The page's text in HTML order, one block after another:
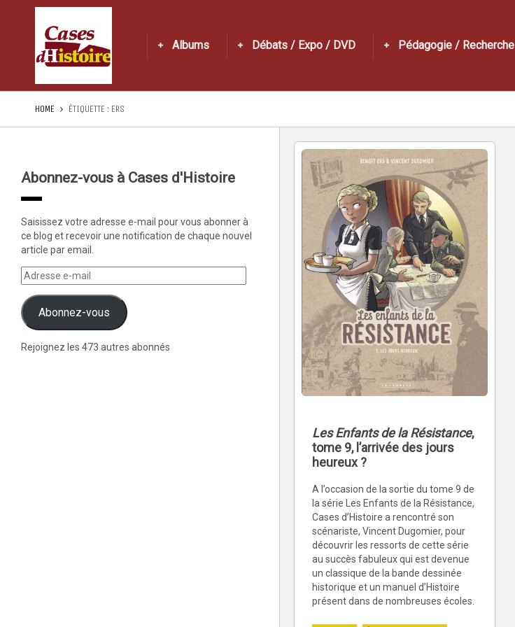
Albums Débats / Expo / DVD Pédagogie / Recherche
HOME ÉTIQUETTE : ERS
Abonnez-vous à Cases d'Histoire
Saisissez votre adresse e-mail pour vous abonner à
ce blog et recevoir une notification de chaque nouvel
article par email.
Abonnez-vous
Rejoignez les 473 autres abonnés
Les Enfants de la Résistance,
tome 9, l’arrivée des jours
heureux ?
A l’occasion de la sortie du tome 9 de
la série Les Enfants de la Résistance,
Cases d’Histoire a rencontré son
scénariste, Vincent Dugomier, pour
découvrir les ressorts de cette série
au succès fabuleux qui est devenue
un classique de la bande dessinée
historique et un manuel d’Histoire
présent dans de nombreuses écoles.